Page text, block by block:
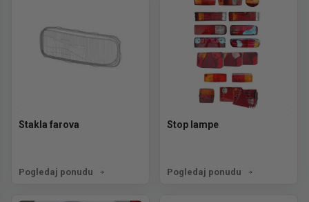
Stakla farova
Pogledaj ponudu
Stop lampe
Pogledaj ponudu